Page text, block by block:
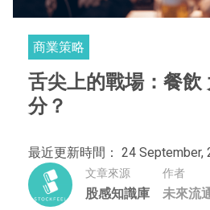
商業策略
舌尖上的戰場：餐飲
分？
最近更新時間： 24 September,
文章來源
股感知識庫
作者
未來流